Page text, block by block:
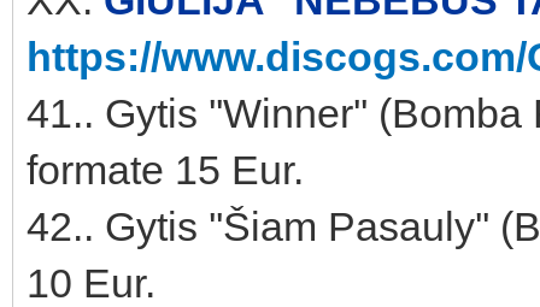
https://www.discogs.com/
41.. Gytis ''Winner''
formate 15 Eur.
42.. Gytis ''Šiam Pasauly''
10 Eur.